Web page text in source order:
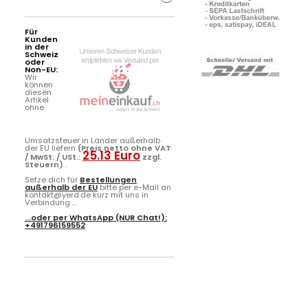
Für
Kunden
in der
Schweiz
oder
Non-EU:
Wir
können
diesen
Artikel
ohne
Umsatzsteuer in Länder außerhalb
der EU liefern (Preis netto ohne VAT
/ MwSt. / USt.:25.13 Euro zzgl.
Steuern) .
Setze dich für Bestellungen
außerhalb der EUbitte per e-Mail an
kontakt@yerd.de kurz mit uns in
Verbindung ...
...oder perWhatsApp (NUR Chat!):
+491796159552